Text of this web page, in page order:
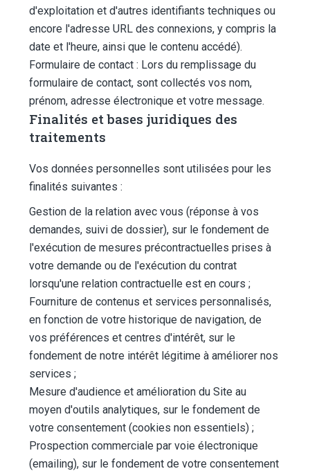
d'exploitation et d'autres identifiants techniques ou
encore l'adresse URL des connexions, y compris la
date et l'heure, ainsi que le contenu accédé).
Formulaire de contact : Lors du remplissage du
formulaire de contact, sont collectés vos nom,
prénom, adresse électronique et votre message.
Finalités et bases juridiques des
traitements
Vos données personnelles sont utilisées pour les
finalités suivantes :
Gestion de la relation avec vous (réponse à vos
demandes, suivi de dossier), sur le fondement de
l'exécution de mesures précontractuelles prises à
votre demande ou de l'exécution du contrat
lorsqu'une relation contractuelle est en cours ;
Fourniture de contenus et services personnalisés,
en fonction de votre historique de navigation, de
vos préférences et centres d'intérêt, sur le
fondement de notre intérêt légitime à améliorer nos
services ;
Mesure d'audience et amélioration du Site au
moyen d'outils analytiques, sur le fondement de
votre consentement (cookies non essentiels) ;
Prospection commerciale par voie électronique
(emailing), sur le fondement de votre consentement